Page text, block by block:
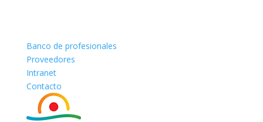
Banco de profesionales
Proveedores
Intranet
Contacto